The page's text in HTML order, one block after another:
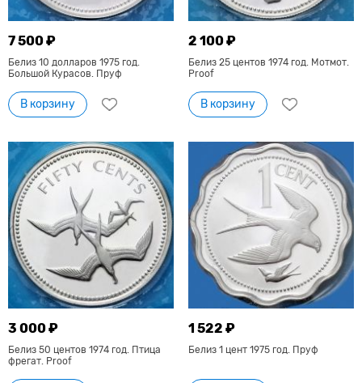
7 500 ₽
Белиз 10 долларов 1975 год.
Большой Курасов. Пруф
В корзину
2 100 ₽
Белиз 25 центов 1974 год. Мотмот.
Proof
В корзину
3 000 ₽
Белиз 50 центов 1974 год. Птица
фрегат. Proof
1 522 ₽
Белиз 1 цент 1975 год. Пруф